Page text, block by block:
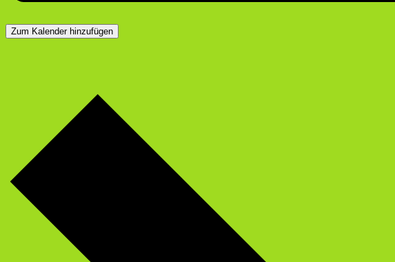
Zum Kalender hinzufügen